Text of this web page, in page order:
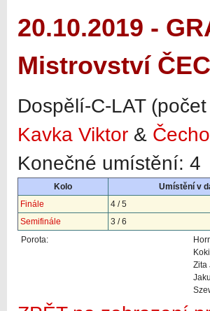
20.10.2019 -
Mistrovství
Dospělí-C-LAT
Kavka Viktor &
Konečné umístění: 4
Kolo
Umístění v
Finále
4 / 5
Semifinále
3 / 6
Porota:
Zita